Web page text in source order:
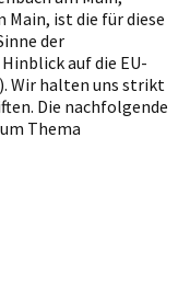
Main, ist die für diese
der
auf die EU-
Wir halten uns strikt
Die nachfolgende
Thema